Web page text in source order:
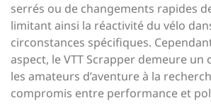
serrés ou de changements rapides
limitant ainsi la réactivité du vélo
circonstances spécifiques.
aspect, le VTT Scrapper demeure un
les amateurs d’aventure à la
compromis entre performance et